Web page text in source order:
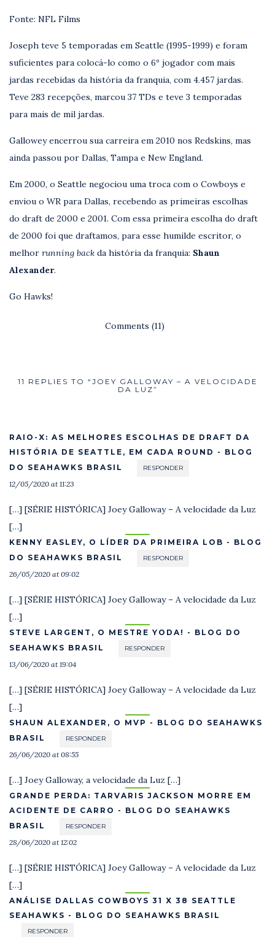
Fonte: NFL Films
Joseph teve 5 temporadas em Seattle (1995-1999) e foram
suficientes para colocá-lo como o 6º jogador com mais
jardas recebidas da história da franquia, com 4.457 jardas.
Teve 283 recepções, marcou 37 TDs e teve 3 temporadas
para mais de mil jardas.
Gallowey encerrou sua carreira em 2010 nos Redskins, mas
ainda passou por Dallas, Tampa e New England.
Em 2000, o Seattle negociou uma troca com o Cowboys e
enviou o WR para Dallas, recebendo as primeiras escolhas
do draft de 2000 e 2001. Com essa primeira escolha do draft
de 2000 foi que draftamos, para esse humilde escritor, o
melhor running back da história da franquia: Shaun
Alexander.
Go Hawks!
Comments (11)
11 REPLIES TO “JOEY GALLOWAY – A VELOCIDADE
DA LUZ”
RAIO-X: AS MELHORES ESCOLHAS DE DRAFT DA
HISTÓRIA DE SEATTLE, EM CADA ROUND - BLOG
DO SEAHAWKS BRASIL
RESPONDER
12/05/2020 at 11:23
[…] [SÉRIE HISTÓRICA] Joey Galloway – A velocidade da Luz
[…]
KENNY EASLEY, O LÍDER DA PRIMEIRA LOB - BLOG
DO SEAHAWKS BRASIL
RESPONDER
26/05/2020 at 09:02
[…] [SÉRIE HISTÓRICA] Joey Galloway – A velocidade da Luz
[…]
STEVE LARGENT, O MESTRE YODA! - BLOG DO
SEAHAWKS BRASIL
RESPONDER
13/06/2020 at 19:04
[…] [SÉRIE HISTÓRICA] Joey Galloway – A velocidade da Luz
[…]
SHAUN ALEXANDER, O MVP - BLOG DO SEAHAWKS
BRASIL
RESPONDER
26/06/2020 at 08:55
[…] Joey Galloway, a velocidade da Luz […]
GRANDE PERDA: TARVARIS JACKSON MORRE EM
ACIDENTE DE CARRO - BLOG DO SEAHAWKS
BRASIL
RESPONDER
28/06/2020 at 12:02
[…] [SÉRIE HISTÓRICA] Joey Galloway – A velocidade da Luz
[…]
ANÁLISE DALLAS COWBOYS 31 X 38 SEATTLE
SEAHAWKS - BLOG DO SEAHAWKS BRASIL
RESPONDER